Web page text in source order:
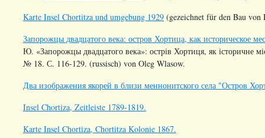
Karte Insel Chortitza und umgebung 1929 (gezeichnet für den Bau
Запорожцы двадцатого века: остров Хортица, как историческое
Ю. «Запорожцы двадцатого века»: острів Хортиця, як історичне
№ 18. С. 116-129. (russisch) von Oleg Wlasow.
Два изображения якорей в близи меннонитского села "Остров
Insel Chortiza, Zeitleiste 1789-1819.
Karte Insel Chortiza, Chortitza Kolonie 1867.